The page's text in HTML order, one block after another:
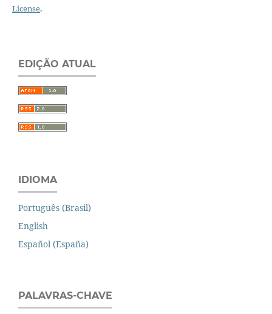
License.
EDIÇÃO ATUAL
IDIOMA
Português (Brasil)
English
Español (España)
PALAVRAS-CHAVE